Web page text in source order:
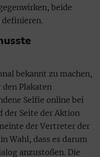
beide
definieren.
bekannt zu machen,
Plakaten
Selfie online bei
der Seite der Aktion
der Vertreter der
Wahl, dass es darum
anzustoßen. Die